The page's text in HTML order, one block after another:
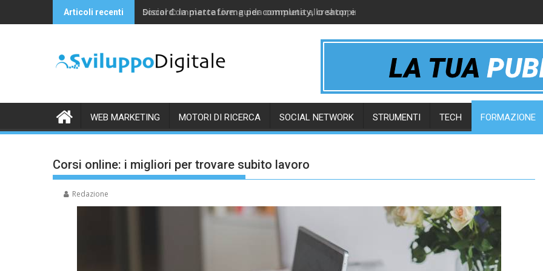
to
Articoli recenti Discord: la piattaforma per community, creator e gruppi online
WEB MARKETING MOTORI DI RICERCA SOCIAL NETWORK STRUMENTI TECH FORMAZIONE
Corsi online: i migliori per trovare subito lavoro
Redazione